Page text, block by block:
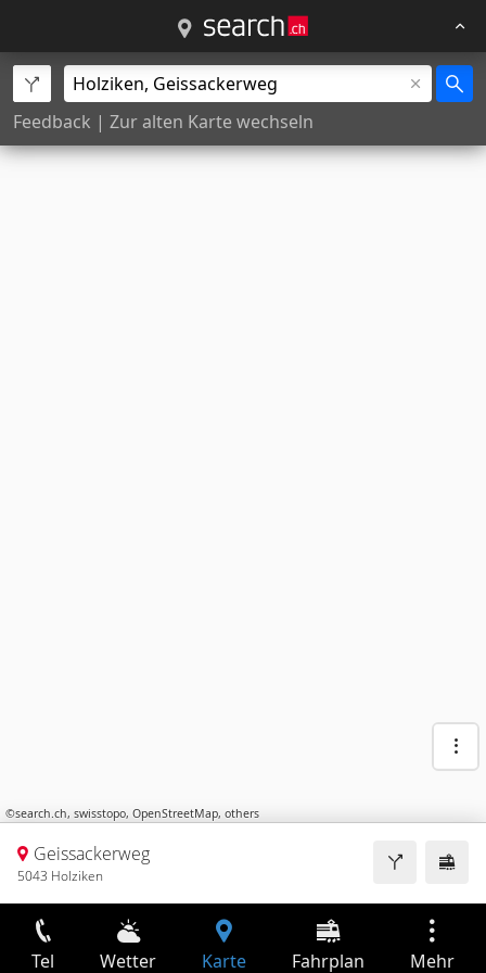
Feedback | Zur alten Karte wechseln
©search.ch, swisstopo, OpenStreetMap, others
Geissackerweg
5043 Holziken
Tel Wetter Karte Fahrplan Mehr